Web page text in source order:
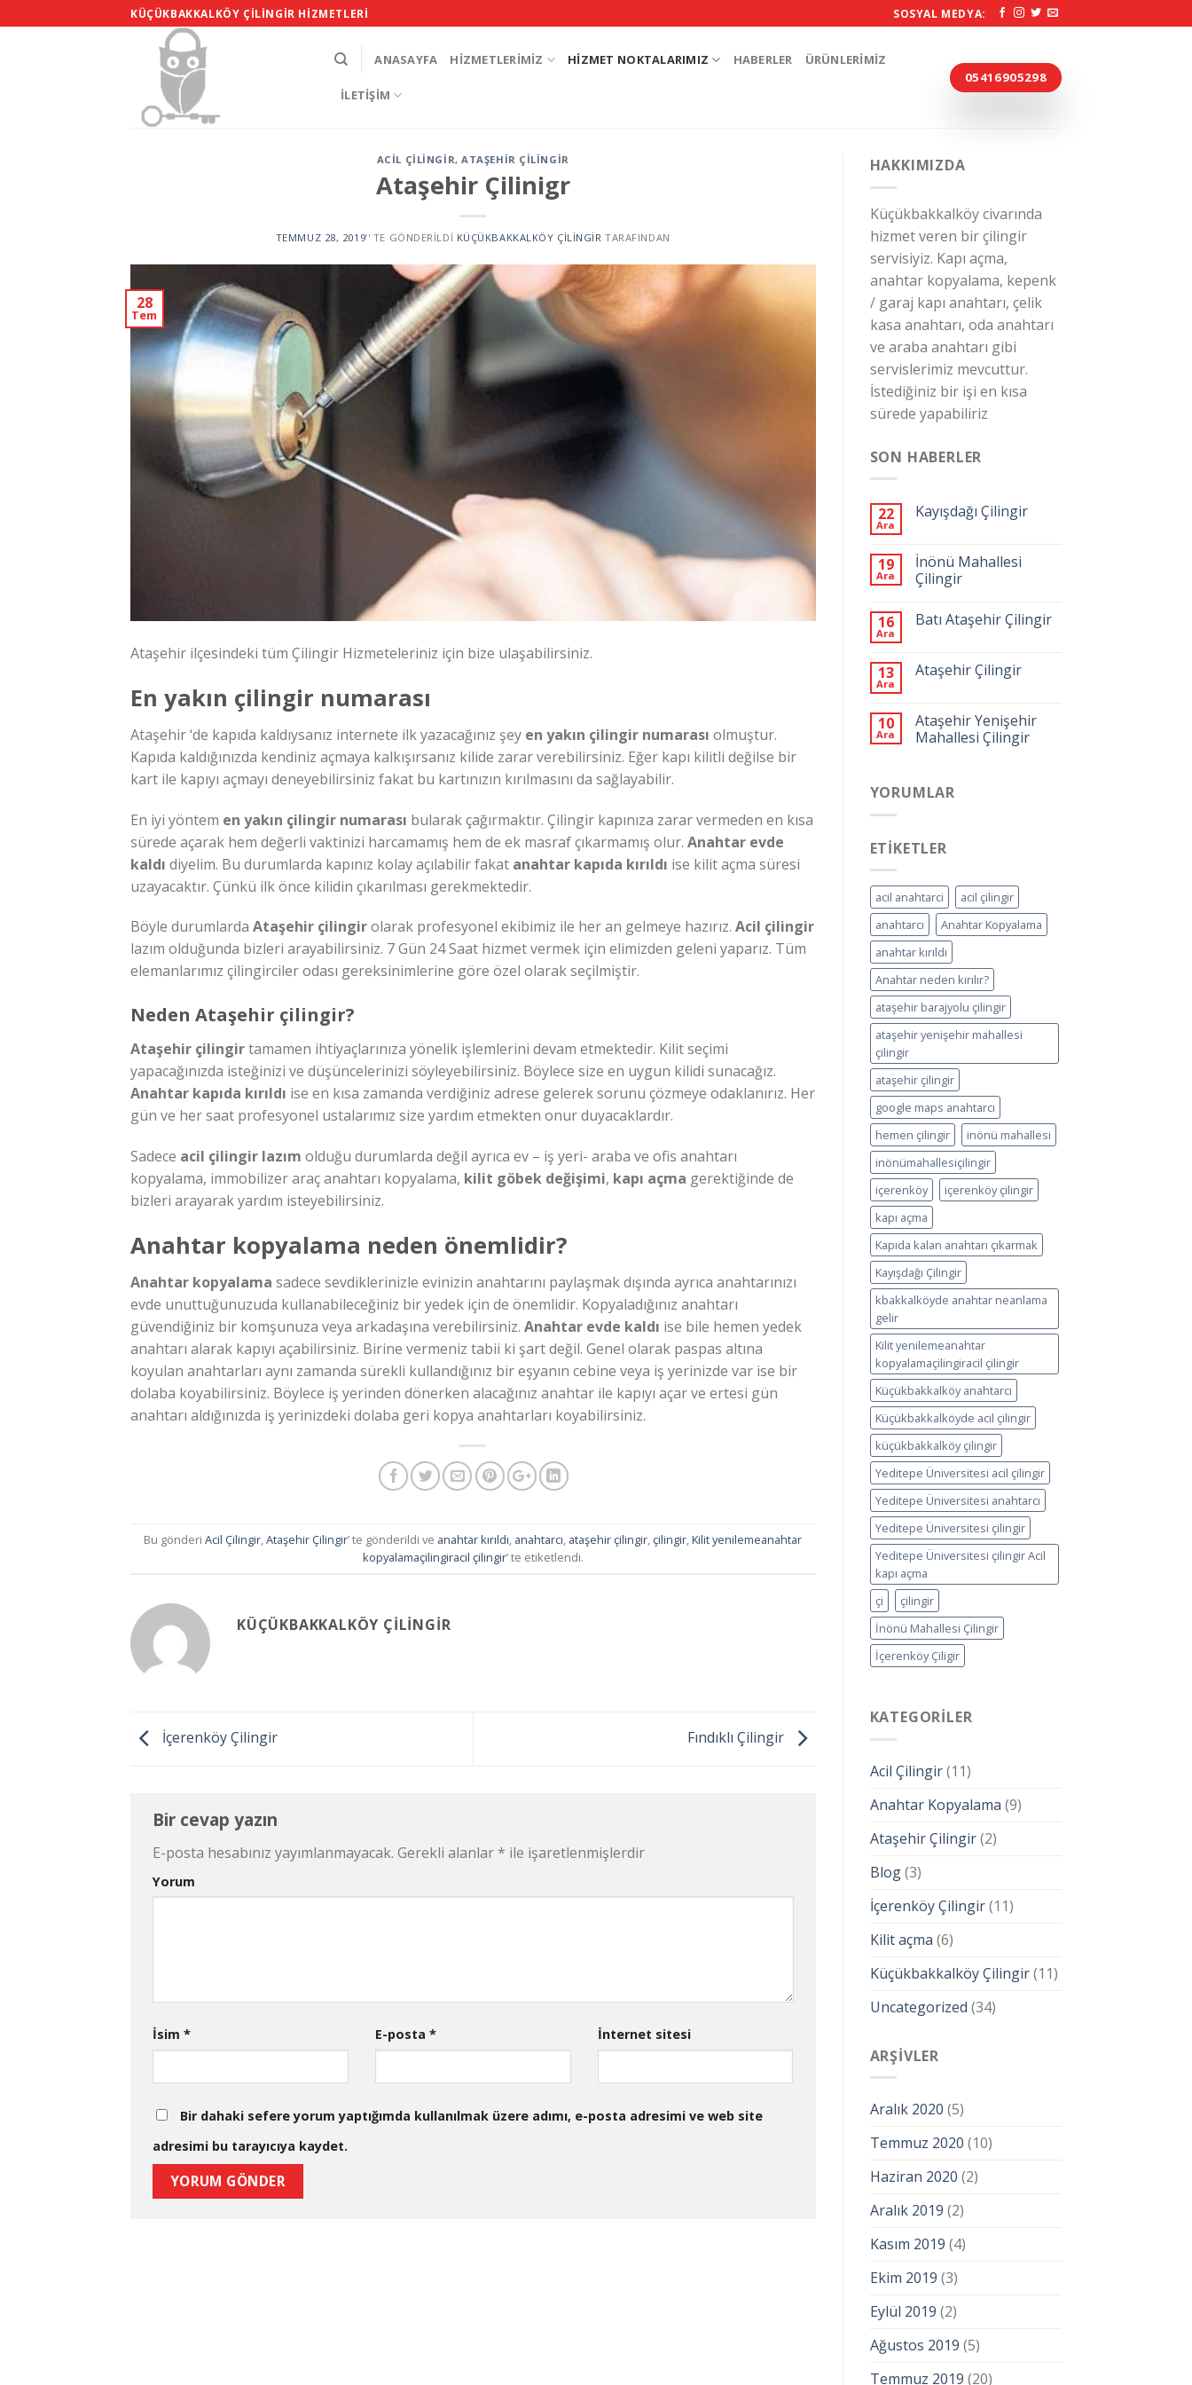
to
KÜÇÜKBAKKALKÖY ÇILINGIR HIZMETLERI SOSYAL MEDYA:
ANASAYFA HIZMETLERIMIZ HIZMET NOKTALARIMIZ HABERLER ÜRÜNLERIMIZ
İLETIŞIM
05416905298
ACIL ÇILINGIR,ATAŞEHIR ÇILINGIR
Ataşehir Çilinigr
TEMMUZ 28, 2019’' TE GÖNDERILDI KÜÇÜKBAKKALKÖY ÇILINGIR TARAFINDAN
28
Tem
Ataşehir ilçesindeki tüm Çilingir Hizmeteleriniz için bize ulaşabilirsiniz.
En yakın çilingir numarası
Ataşehir ‘de kapıda kaldıysanız internete ilk yazacağınız şey en yakın çilingir numarası olmuştur.
Kapıda kaldığınızda kendiniz açmaya kalkışırsanız kilide zarar verebilirsiniz. Eğer kapı kilitli değilse bir
kart ile kapıyı açmayı deneyebilirsiniz fakat bu kartınızın kırılmasını da sağlayabilir.
En iyi yöntem en yakın çilingir numarası bularak çağırmaktır. Çilingir kapınıza zarar vermeden en kısa
sürede açarak hem değerli vaktinizi harcamamış hem de ek masraf çıkarmamış olur. Anahtar evde
kaldı diyelim. Bu durumlarda kapınız kolay açılabilir fakat anahtar kapıda kırıldı ise kilit açma süresi
uzayacaktır. Çünkü ilk önce kilidin çıkarılması gerekmektedir.
Böyle durumlarda Ataşehir çilingirolarak profesyonel ekibimiz ile her an gelmeye hazırız. Acil çilingir
lazım olduğunda bizleri arayabilirsiniz. 7 Gün 24 Saat hizmet vermek için elimizden geleni yaparız. Tüm
elemanlarımız çilingirciler odası gereksinimlerine göre özel olarak seçilmiştir.
Neden Ataşehir çilingir?
Ataşehir çilingirtamamen ihtiyaçlarınıza yönelik işlemlerini devam etmektedir. Kilit seçimi
yapacağınızda isteğinizi ve düşüncelerinizi söyleyebilirsiniz. Böylece size en uygun kilidi sunacağız.
Anahtar kapıda kırıldı ise en kısa zamanda verdiğiniz adrese gelerek sorunu çözmeye odaklanırız. Her
gün ve her saat profesyonel ustalarımız size yardım etmekten onur duyacaklardır.
Sadece acil çilingir lazım olduğu durumlarda değil ayrıca ev – iş yeri- araba ve ofis anahtarı
kopyalama, immobilizer araç anahtarı kopyalama, kilit göbek değişimi, kapı açma gerektiğinde de
bizleri arayarak yardım isteyebilirsiniz.
Anahtar kopyalama neden önemlidir?
Anahtar kopyalama sadece sevdiklerinizle evinizin anahtarını paylaşmak dışında ayrıca anahtarınızı
evde unuttuğunuzuda kullanabileceğiniz bir yedek için de önemlidir. Kopyaladığınız anahtarı
güvendiğiniz bir komşunuza veya arkadaşına verebilirsiniz. Anahtar evde kaldı ise bile hemen yedek
anahtarı alarak kapıyı açabilirsiniz. Birine vermeniz tabii ki şart değil. Genel olarak paspas altına
koyulan anahtarları aynı zamanda sürekli kullandığınız bir eşyanın cebine veya iş yerinizde var ise bir
dolaba koyabilirsiniz. Böylece iş yerinden dönerken alacağınız anahtar ile kapıyı açar ve ertesi gün
anahtarı aldığınızda iş yerinizdeki dolaba geri kopya anahtarları koyabilirsiniz.
Bu gönderiAcil Çilingir,Ataşehir Çilingir’ te gönderildi ve anahtar kırıldı, anahtarcı, ataşehir çilingir, çilingir,Kilit yenilemeanahtar
kopyalamaçilingiracil çilingir’ te etiketlendi.
KÜÇÜKBAKKALKÖY ÇILINGIR
İçerenköy Çilingir Fındıklı Çilingir
Bir cevap yazın
E-posta hesabınız yayımlanmayacak. Gerekli alanlar * ile işaretlenmişlerdir
Yorum
İsim * E-posta * İnternet sitesi
Bir dahaki sefere yorum yaptığımda kullanılmak üzere adımı, e-posta adresimi ve web site
adresimi bu tarayıcıya kaydet.
HAKKIMIZDA
Küçükbakkalköy civarında
hizmet veren bir çilingir
servisiyiz. Kapı açma,
anahtar kopyalama, kepenk
/ garaj kapı anahtarı, çelik
kasa anahtarı, oda anahtarı
ve araba anahtarı gibi
servislerimiz mevcuttur.
İstediğiniz bir işi en kısa
sürede yapabiliriz
SON HABERLER
22
Ara
Kayışdağı Çilingir
19
Ara
İnönü Mahallesi
Çilingir
16
Ara
Batı Ataşehir Çilingir
13
Ara
Ataşehir Çilingir
10
Ara
Ataşehir Yenişehir
Mahallesi Çilingir
YORUMLAR
ETIKETLER
acil anahtarci
acil çilingir
anahtarcı
Anahtar Kopyalama
anahtar kırıldı
Anahtar neden kırılır?
ataşehir barajyolu çilingir
ataşehir yenişehir mahallesi
çilingir
ataşehir çilingir
google maps anahtarcı
hemen çilingir
inönü mahallesi
inönümahallesiçilingir
içerenköy
içerenköy çilingir
kapı açma
Kapıda kalan anahtarı çıkarmak
Kayışdağı Çilingir
kbakkalköyde anahtar neanlama
gelir
Kilit yenilemeanahtar
kopyalamaçilingiracil çilingir
Küçükbakkalköy anahtarcı
Küçükbakkalköyde acil çilingir
küçükbakkalköy çilingir
Yeditepe Üniversitesi acil çilingir
Yeditepe Üniversitesi anahtarcı
Yeditepe Üniversitesi çilingir
Yeditepe Üniversitesi çilingir Acil
kapı açma
çi
çilingir
İnönü Mahallesi Çilingir
İçerenköy Çiligir
KATEGORILER
Acil Çilingir(11)
Anahtar Kopyalama (9)
Ataşehir Çilingir(2)
Blog(3)
İçerenköy Çilingir(11)
Kilit açma (6)
Küçükbakkalköy Çilingir(11)
Uncategorized (34)
ARŞIVLER
Aralık 2020 (5)
Temmuz 2020 (10)
Haziran 2020 (2)
Aralık 2019 (2)
Kasım 2019 (4)
Ekim 2019 (3)
Eylül 2019 (2)
Ağustos 2019 (5)
Temmuz 2019 (20)